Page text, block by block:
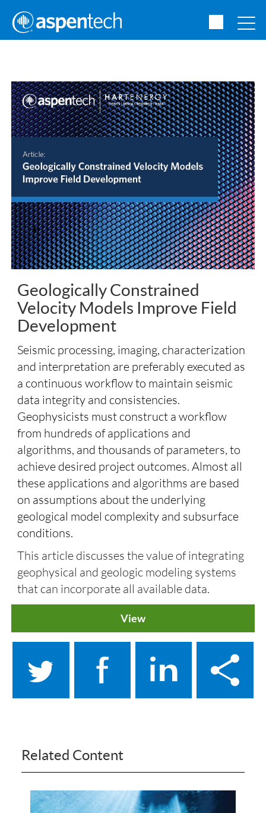
Geologically Constrained
Velocity Models Improve Field
Development
Seismic processing, imaging, characterization
and interpretation are preferably executed as
a continuous workflow to maintain seismic
data integrity and consistencies.
Geophysicists must construct a workflow
from hundreds of applications and
algorithms, and thousands of parameters, to
achieve desired project outcomes. Almost all
these applications and algorithms are based
on assumptions about the underlying
geological model complexity and subsurface
conditions.
This article discusses the value of integrating
geophysical and geologic modeling systems
that can incorporate all available data.
View
Related Content